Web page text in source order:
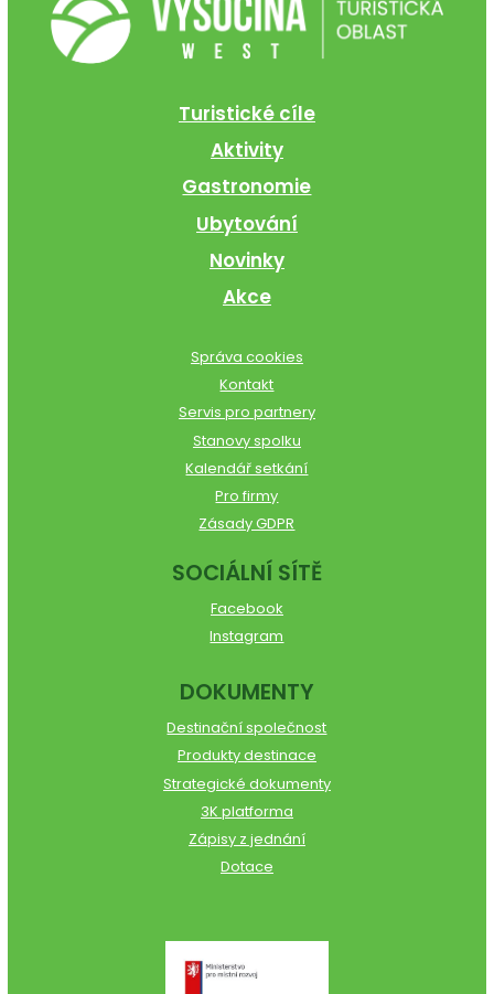
Turistické cíle
Aktivity
Gastronomie
Ubytování
Novinky
Akce
Správa cookies
Kontakt
Servis pro partnery
Stanovy spolku
Kalendář setkání
Pro firmy
Zásady GDPR
SOCIÁLNÍ SÍTĚ
Facebook
Instagram
DOKUMENTY
Destinační společnost
Produkty destinace
Strategické dokumenty
3K platforma
Zápisy z jednání
Dotace